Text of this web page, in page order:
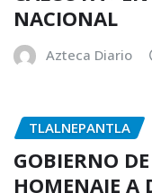
NACIONAL
Azteca Diario
TLALNEPANTLA
GOBIERNO
HOMENAJE A